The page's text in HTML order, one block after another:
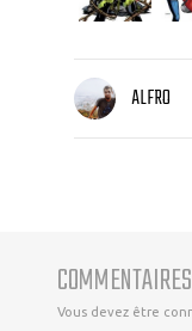
ALFRO
COMMENTAIRES
Vous devez être